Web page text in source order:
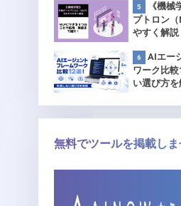
《機械
プトロン
やすく解説
AIエー
ワーク比
い選び方を
無料でツールを掲載しま